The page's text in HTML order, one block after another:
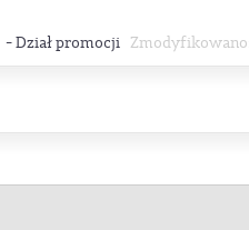
-Dział promocji Zmodyfikowano: